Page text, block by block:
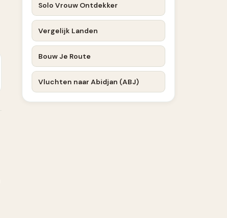
Solo Vrouw Ontdekker
Vergelijk Landen
Bouw Je Route
Vluchten naar Abidjan (ABJ)